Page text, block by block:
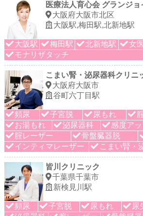
医療法人育心会 グランジョ
大阪府大阪市北区
大阪駅,梅田駅,北新地駅
大阪駅 梅田駅 北新地駅 女
モナリザタッチ
こまい腎・泌尿器科クリニ
大阪府大阪市
谷町六丁目駅
頻尿 子宮脱 尿もれ
お湯もれ
泌尿器科 感度ア
腟レーザー
骨盤臓器脱
インティマレーザー
こまい腎・
皆川クリニック
千葉県千葉市
新検見川駅
頻尿 子宮脱 尿もれ 尿